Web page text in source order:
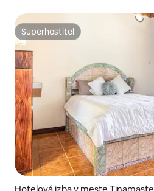
Superhostiteľ
Superhostiteľ